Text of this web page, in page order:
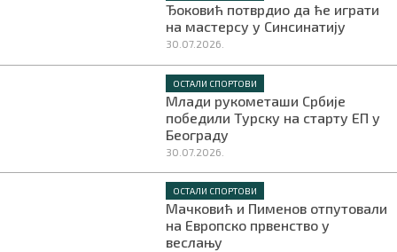
Ђоковић потврдио да ће играти
на мастерсу у Синсинатију
30.07.2026.
ОСТАЛИ СПОРТОВИ
Млади рукометаши Србије
победили Турску на старту ЕП у
Београду
30.07.2026.
ОСТАЛИ СПОРТОВИ
Мачковић и Пименов отпутовали
на Европско првенство у
веслању